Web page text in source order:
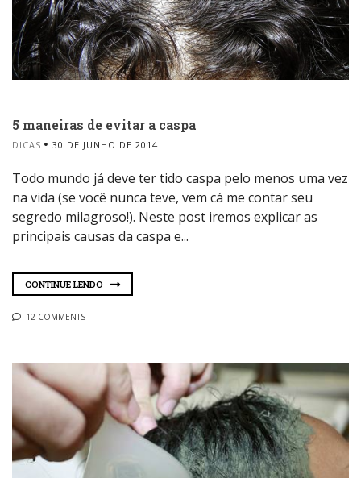
5 maneiras de evitar a caspa
DICAS 30 DE JUNHO DE 2014
Todo mundo já deve ter tido caspa pelo menos uma vez
na vida (se você nunca teve, vem cá me contar seu
segredo milagroso!). Neste post iremos explicar as
principais causas da caspa e...
CONTINUE LENDO
12 COMMENTS